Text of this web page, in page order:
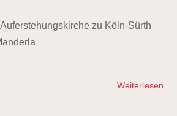
zu Köln-Sürth
Weiterlesen